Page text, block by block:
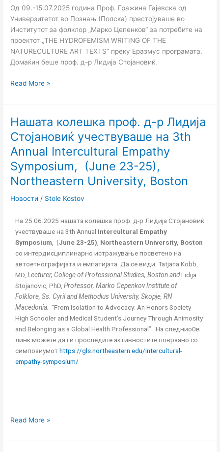
Од 09.-15.07.2025 година Проф. Гражина Гајевска од
Универзитетот во Познањ (Полска) престојуваше во
Институтот за фолклор „Марко Цепенков“ за потребите на
проектот „THE HYDROFEMISM WRITING OF THE
NATURECULTURE ART TEXTS“ преку Еразмус програмата.
Домаќин беше проф. д-р Лидија Стојановиќ.
(Полска)
престојуваше
во
Институтот
за
фолклор
Цепенков“
Скопје
Read More »
Нашата колешка проф. д-р Лидија
Стојановиќ учествуваше на 3th
Annual Intercultural Empathy
Symposium, (June 23-25),
Northeastern University, Boston
Новости / Stole Kostov
На 25.06.2025 нашата колешка проф. д-р Лидија Стојановиќ
учествуваше на 3th Annual Intercultural Empathy
Symposium , (June 23-25) Northeastern University, Boston
со интердисциплинарно истражување посветено на
автоетнографијата и емпатијата. Да се види: Tatjana Kobb,
MD,Lecturer, College of Professional Studies, Boston andLidija
Stojanovic, PhD,Professor, Marko Cepenkov Institute of
Folklore, Ss. Cyril and Methodius University, Skopje, RN
Macedonia:“From Isolation to Advocacy: An Honors Society
High Schooler and Medical Student’s Journey Through Animosity
and Belonging as a Global Health Professional”. На следнио0в
линк можете да ги проследите активностите поврзано со
симпозиумотhttps://gls.northeastern.edu/intercultural-
empathy-symposium/
Нашата
колешка
проф.
д-
р
Лидија
Стојановиќ
учествуваше
3th
Annual Intercultural
Empathy
23-
25),
Northeastern
University,
Boston
Read More »